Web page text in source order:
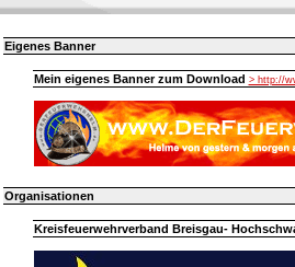
Eigenes Banner
Mein eigenes Banner zum Download > http://
Organisationen
Kreisfeuerwehrverband Breisgau-